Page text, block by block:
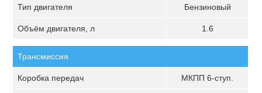
Тип двигателя Бензиновый
Объём двигателя, л 1.6
Трансмиссия
Коробка передач МКПП 6-ступ.